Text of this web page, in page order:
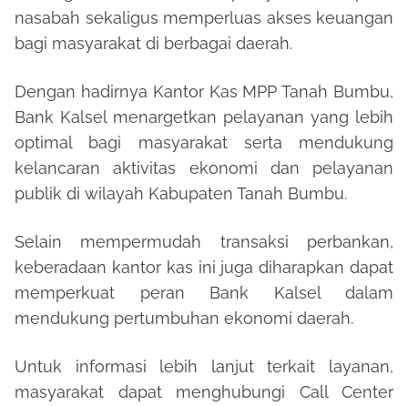
nasabah sekaligus memperluas akses keuangan
bagi masyarakat di berbagai daerah.
Dengan hadirnya Kantor Kas MPP Tanah Bumbu,
Bank Kalsel menargetkan pelayanan yang lebih
optimal bagi masyarakat serta mendukung
kelancaran aktivitas ekonomi dan pelayanan
publik di wilayah Kabupaten Tanah Bumbu.
Selain mempermudah transaksi perbankan,
keberadaan kantor kas ini juga diharapkan dapat
memperkuat peran Bank Kalsel dalam
mendukung pertumbuhan ekonomi daerah.
Untuk informasi lebih lanjut terkait layanan,
masyarakat dapat menghubungi Call Center